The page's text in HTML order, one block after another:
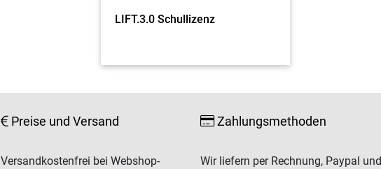
LIFT.3.0 Schullizenz
Preise und Versand
Versandkostenfrei bei Webshop-
Zahlungsmethoden
Wir liefern per Rechnung, Paypal und